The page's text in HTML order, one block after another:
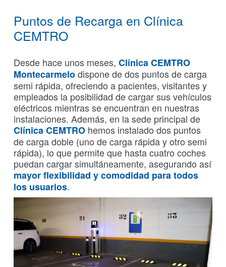
Puntos de Recarga en Clínica
CEMTRO
Desde hace unos meses, Clínica CEMTRO
Montecarmelodispone de dos puntos de carga
semi rápida, ofreciendo a pacientes, visitantes y
empleados la posibilidad de cargar sus vehículos
eléctricos mientras se encuentran en nuestras
instalaciones. Además, en la sede principal de
Clínica CEMTRO hemos instalado dos puntos
de carga doble (uno de carga rápida y otro semi
rápida), lo que permite que hasta cuatro coches
puedan cargar simultáneamente, asegurando así
mayor flexibilidad y comodidad para todos
los usuarios.